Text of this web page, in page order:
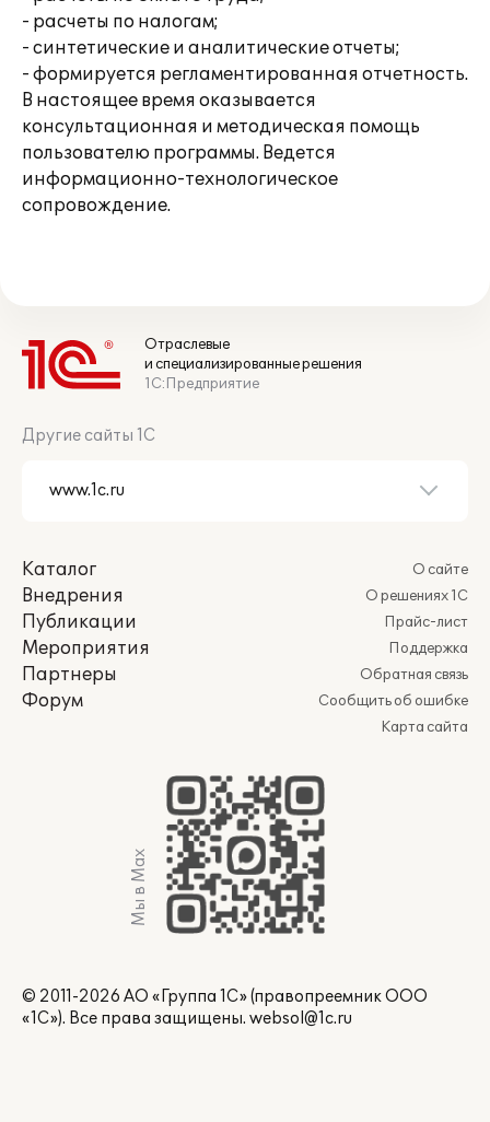
- расчеты по налогам;
- синтетические и аналитические отчеты;
- формируется регламентированная отчетность.
В настоящее время оказывается
консультационная и методическая помощь
пользователю программы. Ведется
информационно-технологическое
сопровождение.
Отраслевые
и специализированные решения
1С:Предприятие
Другие сайты 1С
Каталог
Внедрения
Публикации
Мероприятия
Партнеры
Форум
О сайте
О решениях 1С
Прайс-лист
Поддержка
Обратная связь
Сообщить об ошибке
Карта сайта
Мы в Max
© 2011-2026 АО «Группа 1С» (правопреемник ООО
«1С»). Все права защищены. websol@1c.ru